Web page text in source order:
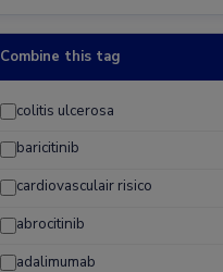
Combine this tag
colitis ulcerosa
baricitinib
cardiovasculair risico
abrocitinib
adalimumab